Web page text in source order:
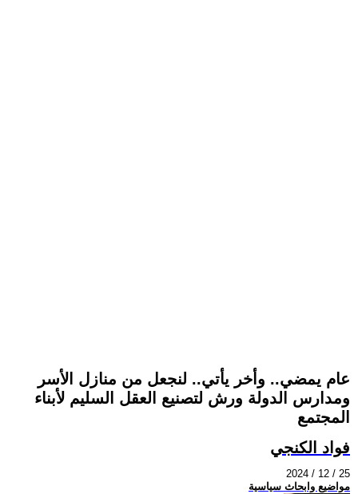
عام يمضي.. وأخر يأتي.. لنجعل من منازل الأسر
ومدارس الدولة ورش لتصنيع العقل السليم لأبناء
المجتمع
فواد الكنجي
2024 / 12 / 25
مواضيع وابحاث سياسية